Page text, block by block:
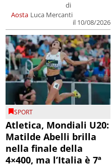
Aosta
di
Luca Mercanti
il 10/08/2026
SPORT
Atletica, Mondiali U20:
Matilde Abelli brilla
nella finale della
4×400, ma l’Italia è 7ª